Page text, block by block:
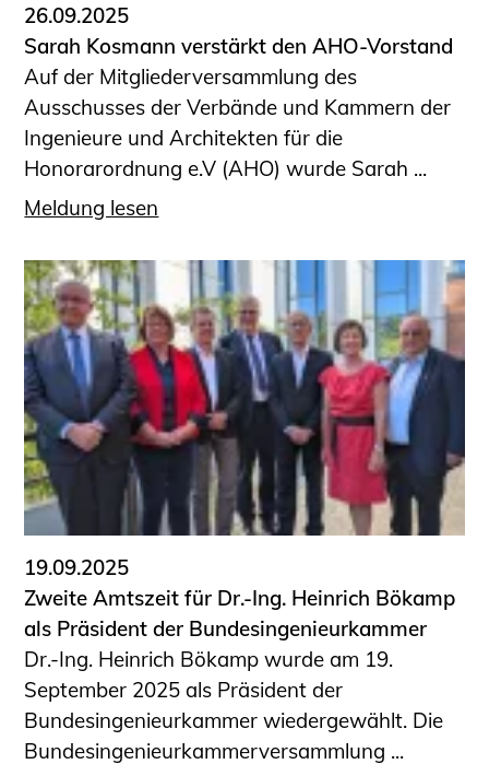
26.09.2025
Sarah Kosmann verstärkt den AHO-Vorstand
Auf der Mitgliederversammlung des
Ausschusses der Verbände und Kammern der
Ingenieure und Architekten für die
Honorarordnung e.V (AHO) wurde Sarah ...
Meldung lesen
19.09.2025
Zweite Amtszeit für Dr.-Ing. Heinrich Bökamp
als Präsident der Bundesingenieurkammer
Dr.-Ing. Heinrich Bökamp wurde am 19.
September 2025 als Präsident der
Bundesingenieurkammer wiedergewählt. Die
Bundesingenieurkammerversammlung ...